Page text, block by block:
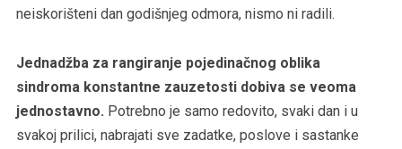
neiskorišteni dan godišnjeg odmora, nismo ni radili.
Jednadžba za rangiranje pojedinačnog oblika
sindroma konstantne zauzetosti dobiva se veoma
jednostavno. Potrebno je samo redovito, svaki dan i u
svakoj prilici, nabrajati sve zadatke, poslove i sastanke